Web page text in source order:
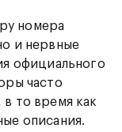
номера
и нервные
официального
часто
в то время как
описания.